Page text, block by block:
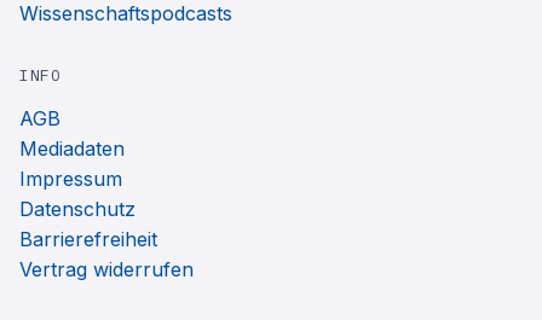
Wissenschaftspodcasts
INFO
AGB
Mediadaten
Impressum
Datenschutz
Barrierefreiheit
Vertrag widerrufen